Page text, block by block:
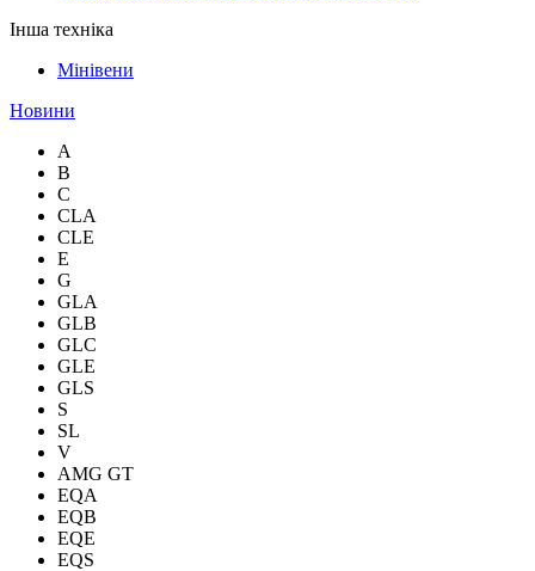
Інша техніка
Мінівени
Новини
A
B
C
CLA
CLE
E
G
GLA
GLB
GLC
GLE
GLS
S
SL
V
AMG GT
EQA
EQB
EQE
EQS